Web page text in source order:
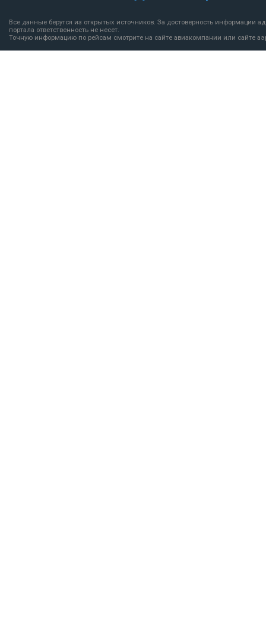
Все данные берутся из открытых источников. За достоверность информации
портала ответственность не несет.
Точную информацию по рейсам смотрите на сайте авиакомпании или сайте